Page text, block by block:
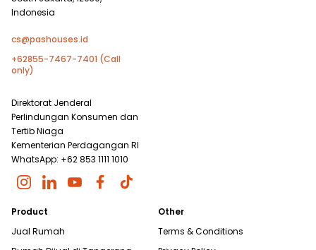
Indonesia
cs@pashouses.id
+62855-7467-7401 (Call
only)
Direktorat Jenderal
Perlindungan Konsumen dan
Tertib Niaga
Kementerian Perdagangan RI
WhatsApp: +62 853 1111 1010
Product
Jual Rumah
Other
Terms & Conditions